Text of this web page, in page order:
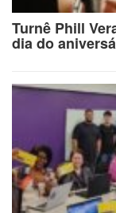
Turnê Phill
dia do